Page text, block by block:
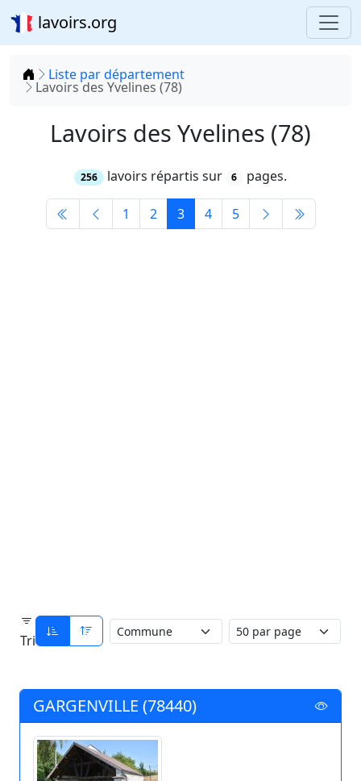
lavoirs.org
Accueil
Liste par département
Lavoirs des Yvelines (78)
Lavoirs des Yvelines (78)
256 lavoirs répartis sur 6 pages.
1 2 3 4 5
Tri
GARGENVILLE (78440)